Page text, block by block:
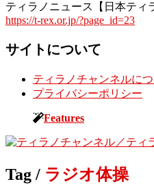
ティラノニュース【日本ティ
https://t-rex.or.jp/?page_id=23
サイトについて
ティラノチャンネルに
プライバシーポリシー
Toggle
&
Features
Tag / ラジオ体操